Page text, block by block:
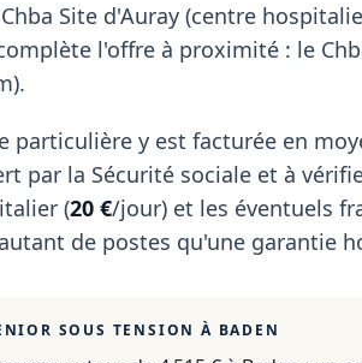
Site d'Auray (centre
l'offre à proximité : le
particulière y est facturée en
par la Sécurité sociale et à
(20 €/jour) et les éventuels
de postes qu'une garantie
SOUS TENSION À BADEN